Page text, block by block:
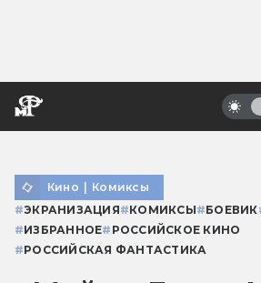
Кино | Комиксы
#ЭКРАНИЗАЦИЯ#КОМИКСЫ#БОЕВИК
#ИЗБРАННОЕ# РОССИЙСКОЕ КИНО
#РОССИЙСКАЯ ФАНТАСТИКА